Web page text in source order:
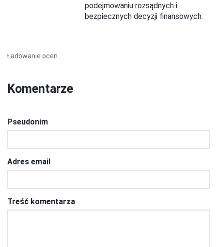
podejmowaniu rozsądnych i
bezpiecznych decyzji finansowych.
Ładowanie ocen...
Komentarze
Pseudonim
Adres email
Treść komentarza